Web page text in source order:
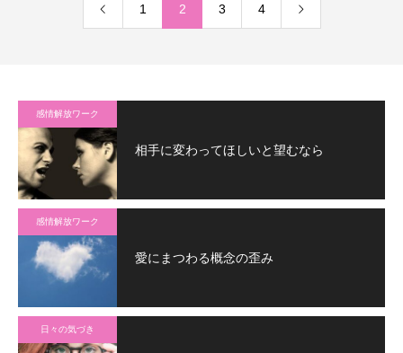
1 2 3 4
感情解放ワーク
相手に変わってほしいと望むなら
感情解放ワーク
愛にまつわる概念の歪み
日々の気づき